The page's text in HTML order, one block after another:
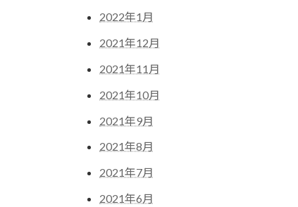
2022年1月
2021年12月
2021年11月
2021年10月
2021年9月
2021年8月
2021年7月
2021年6月